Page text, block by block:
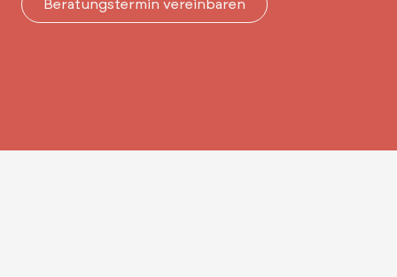
Beratungstermin vereinbaren